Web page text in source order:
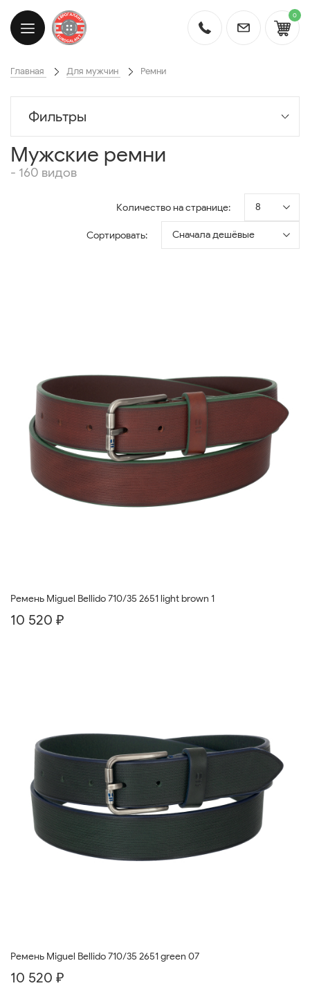
0
Главная Для мужчин Ремни
Фильтры
Мужские ремни
- 160 видов
Количество на странице: 8
Сортировать: Сначала дешёвые
Ремень Miguel Bellido 710/35 2651 light brown 1
10 520 ₽
Ремень Miguel Bellido 710/35 2651 green 07
10 520 ₽